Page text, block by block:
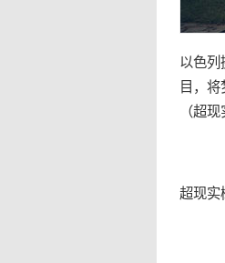
以色列
目，将
（超现
超现实